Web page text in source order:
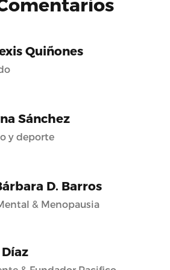
Quiñones
Sánchez
y deporte
D. Barros
& Menopausia